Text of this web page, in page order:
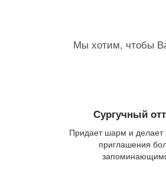
Мы хотим, чтобы
Сургучный
Придает шарм и делает
приглашения